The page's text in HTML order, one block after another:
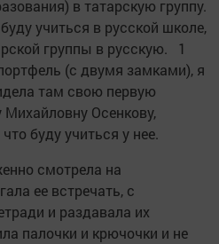
в татарскую группу.
учиться в русской школе,
группы в русскую. 1
(с двумя замками), я
там свою первую
Осенкову,
буду учиться у нее.
смотрела на
ее встречать, с
и раздавала их
палочки и крючочки и не